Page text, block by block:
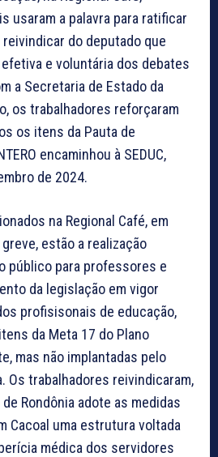
usaram a palavra para ratificar
do deputado que
e voluntária dos debates
a Secretaria de Estado da
os trabalhadores reforçaram
os itens da Pauta de
encaminhou à SEDUC,
de 2024.
na Regional Café, em
estão a realização
público para professores e
da legislação em vigor
profisisonais de educação,
da Meta 17 do Plano
mas não implantadas pelo
Os trabalhadores reivindicaram,
Rondônia adote as medidas
Cacoal uma estrutura voltada
médica dos servidores